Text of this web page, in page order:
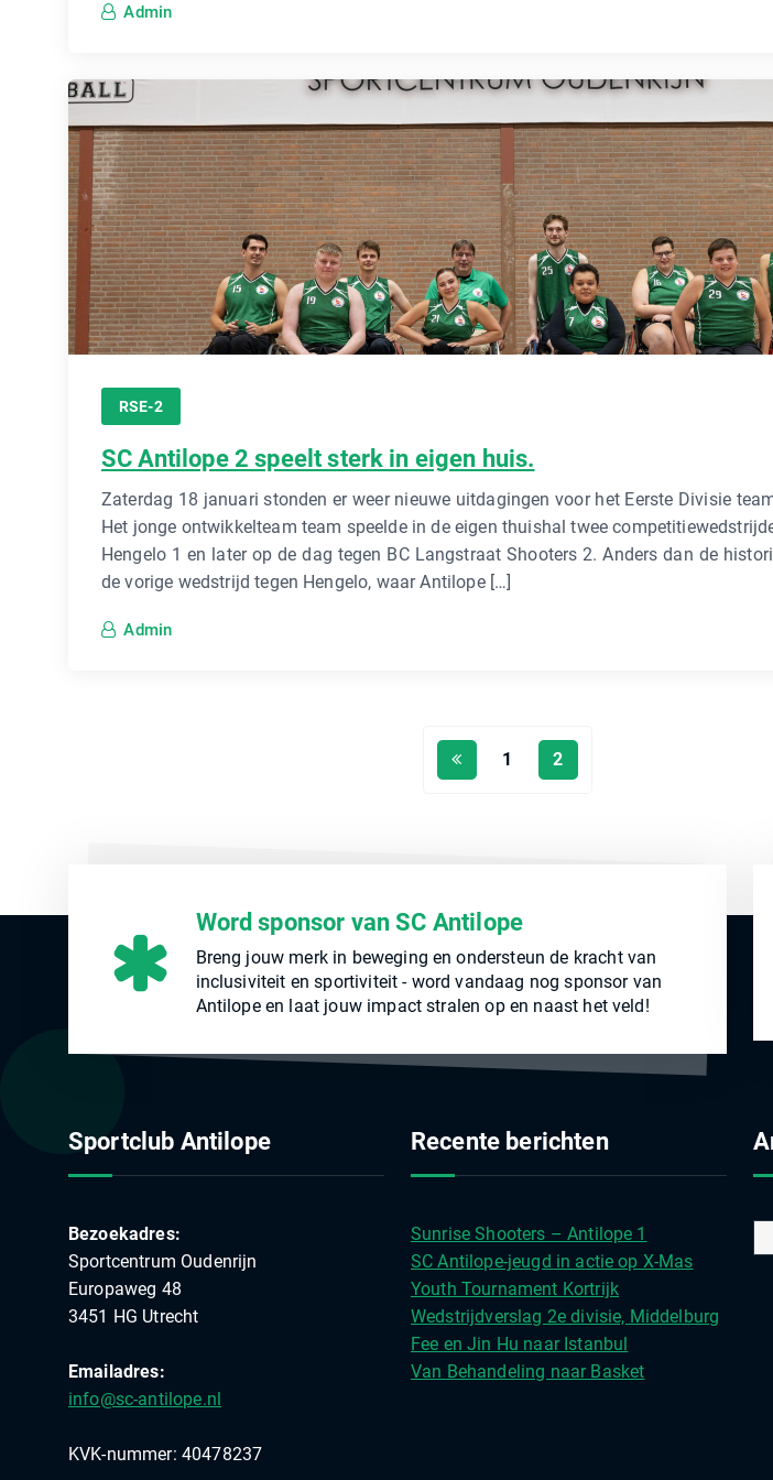
Admin
RSE-2
SC Antilope 2 speelt sterk in eigen huis.
Zaterdag 18 januari stonden er weer nieuwe uitdagingen voor het Eerste Divisie
Het jonge ontwikkelteam team speelde in de eigen thuishal twee
Hengelo 1 en later op de dag tegen BC Langstraat Shooters 2. Anders dan de
de vorige wedstrijd tegen Hengelo, waar Antilope […]
Admin
1 2
Word sponsor van SC Antilope
Breng jouw merk in beweging en ondersteun de kracht van
inclusiviteit en sportiviteit - word vandaag nog sponsor van
Antilope en laat jouw impact stralen op en naast het veld!
Sportclub Antilope
Bezoekadres:
Sportcentrum Oudenrijn
Europaweg 48
3451 HG Utrecht
Emailadres:
info@sc-antilope.nl
KVK-nummer: 40478237
Recente berichten
Sunrise Shooters – Antilope 1
SC Antilope-jeugd in actie op X-Mas
Youth Tournament Kortrijk
Wedstrijdverslag 2e divisie, Middelburg
Fee en Jin Hu naar Istanbul
Van Behandeling naar Basket
r